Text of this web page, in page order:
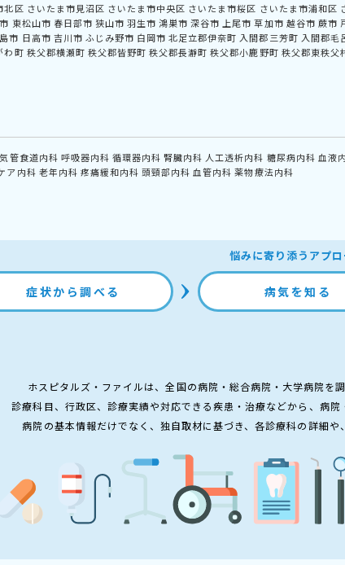
北区 さいたま市見沼区 さいたま市中央区 さいたま市桜区 さいたま市浦和区
東松山市 春日部市 狭山市 羽生市 鴻巣市 深谷市 上尾市 草加市 越谷市 蕨市
市 日高市 吉川市 ふじみ野市 白岡市 北足立郡伊奈町 入間郡三芳町 入間郡毛
わ町 秩父郡横瀬町 秩父郡皆野町 秩父郡長瀞町 秩父郡小鹿野町 秩父郡東秩父
気管食道内科 呼吸器内科 循環器内科 腎臓内科 人工透析内科 糖尿病内科 血液
ア内科 老年内科 疼痛緩和内科 頭頸部内科 血管内科 薬物療法内科
悩みに寄り添うアプ
症状から調べる 病気を知る
ホスピタルズ・ファイルは、全国の病院・総合病院・大学病院を
診療科目、行政区、診療実績や対応できる疾患・治療などから、病院
病院の基本情報だけでなく、独自取材に基づき、各診療科の詳細や